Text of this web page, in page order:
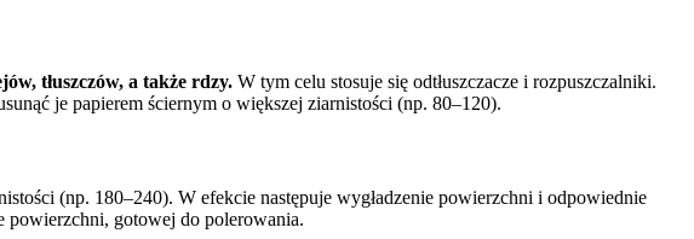
tłuszczów, a także rdzy. W tym celu stosuje się odtłuszczacze i rozpuszczalniki.
je papierem ściernym o większej ziarnistości (np. 80–120).
(np. 180–240). W efekcie następuje wygładzenie powierzchni i odpowiednie
powierzchni, gotowej do polerowania.